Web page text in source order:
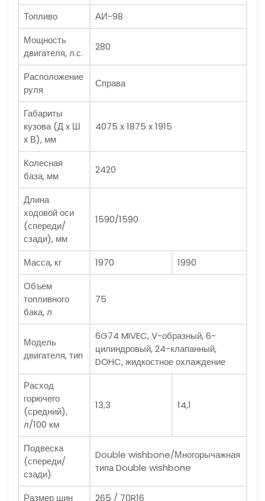
Топливо
АИ-98
Мощность
двигателя, л.с.
280
Расположение
руля
Справа
Габариты
кузова (Д x Ш
x В), мм
4075 x 1875 x 1915
Колесная
база, мм
2420
Длина
ходовой оси
(спереди/
сзади), мм
1590/1590
Масса, кг 1970
1990
Объем
топливного
бака, л
75
Модель
двигателя, тип
6G74 MIVEC, V-образный, 6-
цилиндровый, 24-клапанный,
DOHC, жидкостное охлаждение
Расход
горючего
(средний),
л/100 км
13,3 14,1
Подвеска
(спереди/
сзади)
Double wishbone/Многорычажная
типа Double wishbone
Размер шин 265 / 70R16